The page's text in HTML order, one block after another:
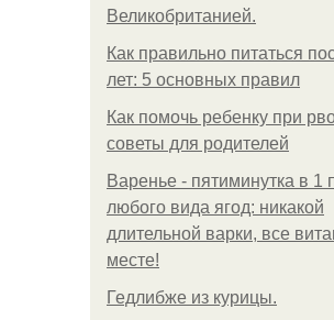
Великобританией.
Как правильно питаться
лет: 5 основных правил
Как помочь ребенку при
советы для родителей
Варенье - пятиминутка в 1
любого вида ягод: никакой
длительной варки, все
месте!
Гедлибже из курицы.